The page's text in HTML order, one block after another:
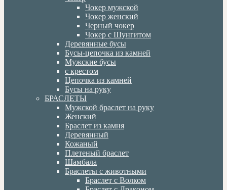
Чокер мужской
Чокер женский
Черный чокер
Чокер с Шунгитом
Деревянные бусы
Бусы-цепочка из камней
Мужские бусы
с крестом
Цепочка из камней
Бусы на руку
БРАСЛЕТЫ
Мужской браслет на руку
Женский
Браслет из камня
Деревянный
Кожаный
Плетеный браслет
Шамбала
Браслеты с животными
Браслет с Волком